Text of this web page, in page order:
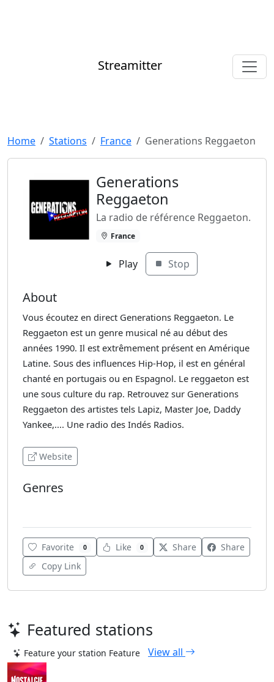
Streamitter
Home Stations France Generations Reggaeton
Generations
Reggaeton
La radio de référence Reggaeton.
France
Play Stop
About
Vous écoutez en direct Generations Reggaeton. Le
Reggaeton est un genre musical né au début des
années 1990. Il est extrêmement présent en Amérique
Latine. Sous des influences Hip-Hop, il est en général
chanté en portugais ou en Espagnol. Le reggaeton est
une sous culture du rap. Retrouvez sur Generations
Reggaeton des artistes tels Lapiz, Master Joe, Daddy
Yankee,.... Une radio des Indés Radios.
Website
Genres
Favorite 0 Like 0 Share
Share
Copy Link
Featured stations
Feature your station Feature View all